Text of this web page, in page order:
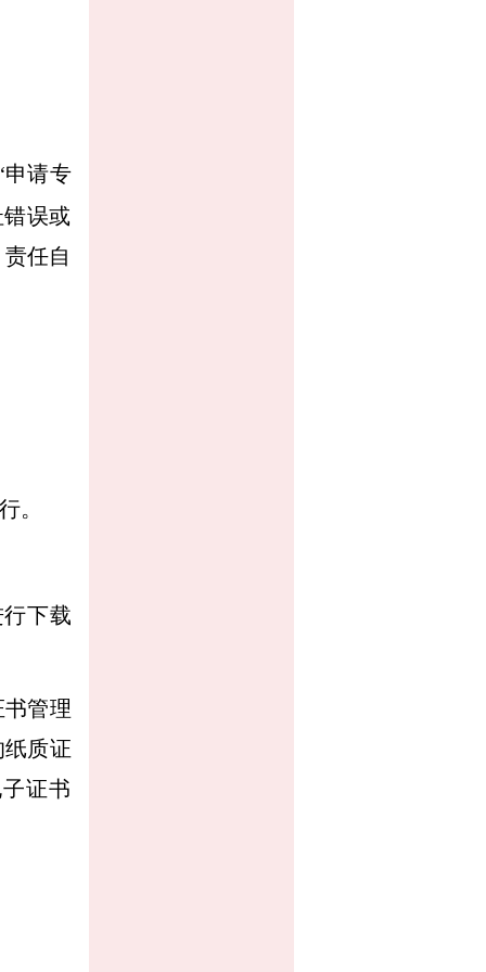
申请专
误或
任自
。
行下载
管理
纸质证
证书